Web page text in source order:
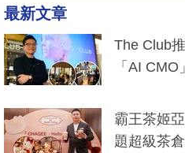
最新文章
The Club
「AI
分鐘生成
霸王茶姬
題超級茶